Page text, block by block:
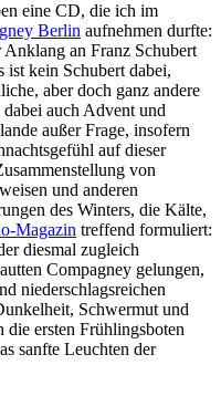
eine CD, die ich im
Berlin aufnehmen durfte:
an Franz Schubert
ist kein Schubert dabei,
aber doch ganz andere
auch Advent und
außer Frage, insofern
auf dieser
von
und anderen
des Winters, die Kälte,
Magazin treffend formuliert:
diesmal zugleich
Compagney gelungen,
niederschlagsreichen
Schwermut und
die ersten Frühlingsboten
sanfte Leuchten der